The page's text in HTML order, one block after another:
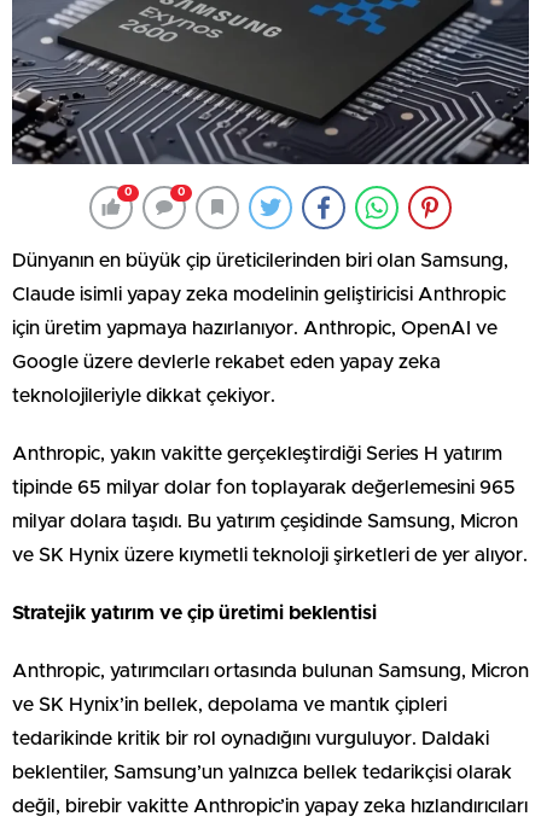
0 0
Dünyanın en büyük çip üreticilerinden biri olan Samsung,
Claude isimli yapay zeka modelinin geliştiricisi Anthropic
için üretim yapmaya hazırlanıyor. Anthropic, OpenAI ve
Google üzere devlerle rekabet eden yapay zeka
teknolojileriyle dikkat çekiyor.
Anthropic, yakın vakitte gerçekleştirdiği Series H yatırım
tipinde 65 milyar dolar fon toplayarak değerlemesini 965
milyar dolara taşıdı. Bu yatırım çeşidinde Samsung, Micron
ve SK Hynix üzere kıymetli teknoloji şirketleri de yer alıyor.
Stratejik yatırım ve çip üretimi beklentisi
Anthropic, yatırımcıları ortasında bulunan Samsung, Micron
ve SK Hynix’in bellek, depolama ve mantık çipleri
tedarikinde kritik bir rol oynadığını vurguluyor. Daldaki
beklentiler, Samsung’un yalnızca bellek tedarikçisi olarak
değil, birebir vakitte Anthropic’in yapay zeka hızlandırıcıları